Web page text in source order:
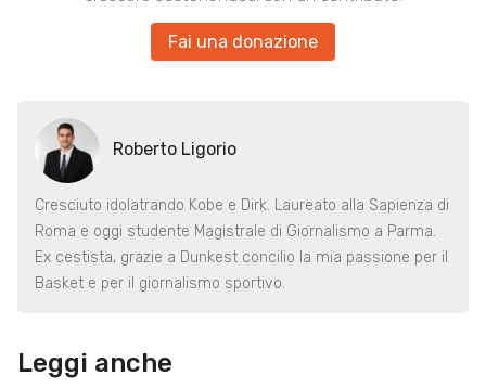
Fai una donazione
Roberto Ligorio
Cresciuto idolatrando Kobe e Dirk. Laureato alla Sapienza di
Roma e oggi studente Magistrale di Giornalismo a Parma.
Ex cestista, grazie a Dunkest concilio la mia passione per il
Basket e per il giornalismo sportivo.
Leggi anche